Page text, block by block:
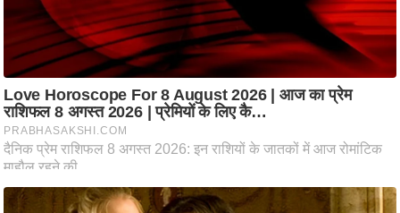
नी
ति
वि
ष
ण
स
म